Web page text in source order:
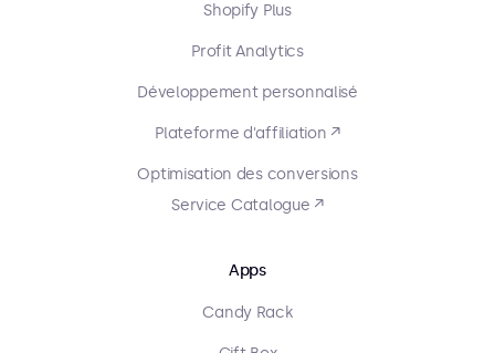
Shopify Plus
Profit Analytics
Développement personnalisé
Plateforme d'affiliation ↗
Optimisation des conversions
Service Catalogue ↗
Apps
Candy Rack